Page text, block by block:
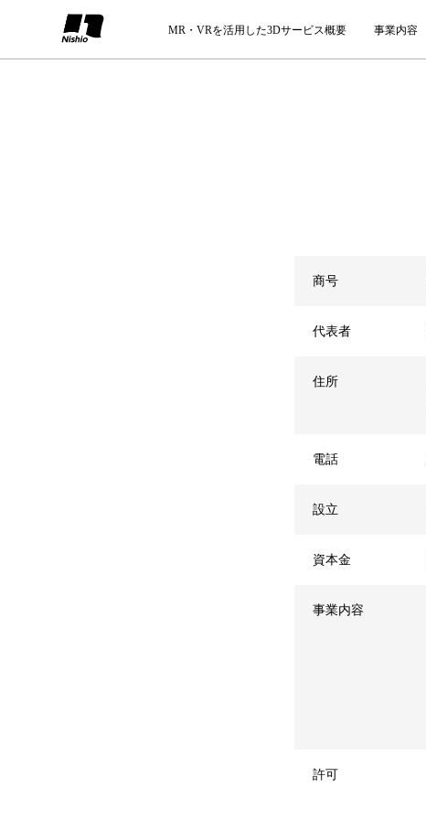
MR・VRを活用した3Dサービス概要 事業内容
商号
代表者
住所
電話
設立
資本金
事業内容
許可